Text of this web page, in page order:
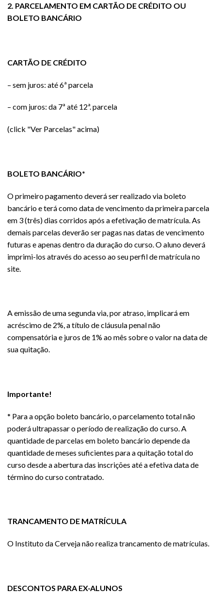
2. PARCELAMENTO EM CARTÃO DE CRÉDITO OU
BOLETO BANCÁRIO
CARTÃO DE CRÉDITO
– sem juros: até 6ª parcela
– com juros: da 7ª até 12ª. parcela
(click "Ver Parcelas" acima)
BOLETO BANCÁRIO*
O primeiro pagamento deverá ser realizado via boleto
bancário e terá como data de vencimento da primeira parcela
em 3 (três) dias corridos após a efetivação de matrícula. As
demais parcelas deverão ser pagas nas datas de vencimento
futuras e apenas dentro da duração do curso. O aluno deverá
imprimi-los através do acesso ao seu perfil de matrícula no
site.
A emissão de uma segunda via, por atraso, implicará em
acréscimo de 2%, a título de cláusula penal não
compensatória e juros de 1% ao mês sobre o valor na data de
sua quitação.
Importante!
* Para a opção boleto bancário, o parcelamento total não
poderá ultrapassar o período de realização do curso. A
quantidade de parcelas em boleto bancário depende da
quantidade de meses suficientes para a quitação total do
curso desde a abertura das inscrições até a efetiva data de
término do curso contratado.
TRANCAMENTO DE MATRÍCULA
O Instituto da Cerveja não realiza trancamento de matrículas.
DESCONTOS PARA EX-ALUNOS